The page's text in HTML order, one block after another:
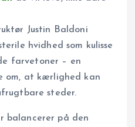
Justin Baldoni
hvidhed som kulisse
farvetoner – en
om, at kærlighed kan
steder.
balancerer på den